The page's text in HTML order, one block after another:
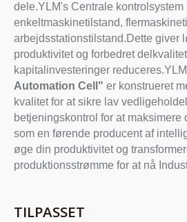
dele.YLM's Centrale kontrolsystem
enkeltmaskinetilstand,
arbejdsstationstilstand.Dette giver
produktivitet og forbedret
kapitalinvesteringer
Automation Cell" er konstrueret
kvalitet for at sikre lav
betjeningskontrol for at maksimere
som en førende producent af
øge din produktivitet og
produktionsstrømme for at nå
TILPASSET